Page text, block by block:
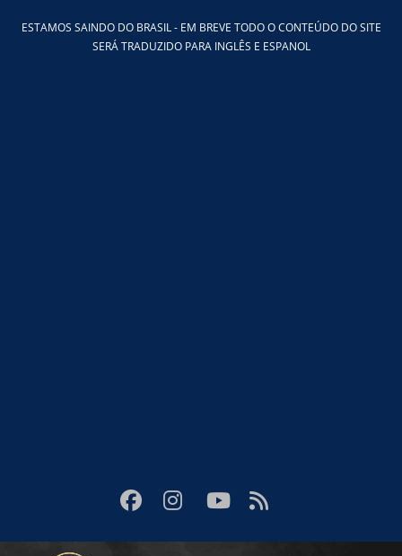
paraESTAMOS SAINDO DO BRASIL - EM BREVE TODO O CONTEÚDO DO SITE
SERÁ TRADUZIDO PARA INGLÊS E ESPANOL